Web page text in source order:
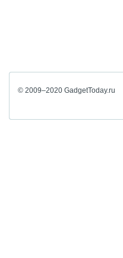
© 2009–2020 GadgetToday.ru